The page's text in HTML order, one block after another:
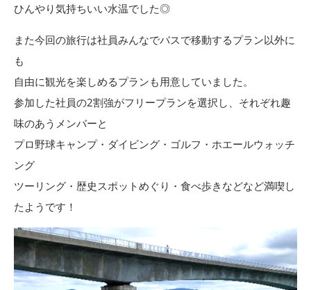
ひんやり気持ちいい水温でした◎
また今回の旅行は社員みんなでバスで移動するプラン以外に
も
自由に観光を楽しめるプランも用意していました。
参加した社員の2割強がフリープランを選択し、それぞれ趣
味のあうメンバーと
プロ野球キャンプ・ダイビング・ゴルフ・ホエールウォッチ
ング
ツーリング・歴史スポットめぐり・ 食べ歩きなどなど満喫し
たようです！